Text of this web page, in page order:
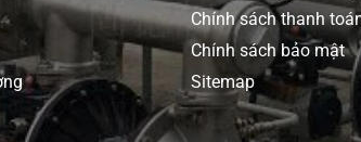
Chính sách thanh
Chính sách bảo mật
Sitemap